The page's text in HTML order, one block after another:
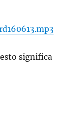
significa